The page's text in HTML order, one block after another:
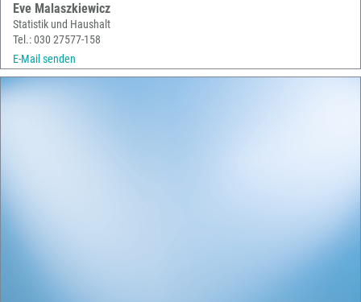
Eve Malaszkiewicz
Statistik und Haushalt
Tel.: 030 27577-158
E-Mail senden